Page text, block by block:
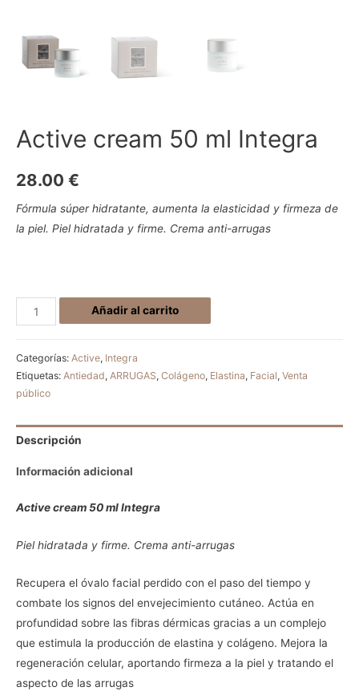
Active cream 50 ml Integra
28.00 €
Fórmula súper hidratante, aumenta la elasticidad y firmeza de
la piel. Piel hidratada y firme. Crema anti-arrugas
Añadir al carrito
Categorías: Active, Integra
Etiquetas: Antiedad, ARRUGAS, Colágeno, Elastina, Facial, Venta
público
Descripción
Información adicional
Active cream 50 ml Integra
Piel hidratada y firme. Crema anti-arrugas
Recupera el óvalo facial perdido con el paso del tiempo y
combate los signos del envejecimiento cutáneo. Actúa en
profundidad sobre las fibras dérmicas gracias a un complejo
que estimula la producción de elastina y colágeno. Mejora la
regeneración celular, aportando firmeza a la piel y tratando el
aspecto de las arrugas